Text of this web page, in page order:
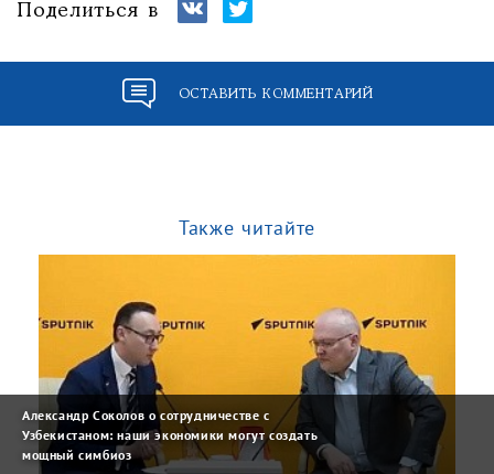
Поделиться в
ОСТАВИТЬ КОММЕНТАРИЙ
Также читайте
Александр Соколов о сотрудничестве с
Узбекистаном: наши экономики могут создать
мощный симбиоз